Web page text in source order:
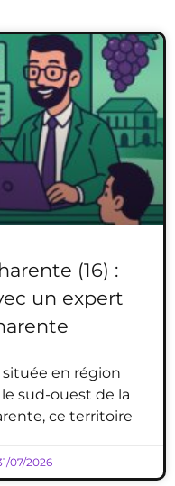
(16) :
un expert
située en région
sud-ouest de la
ce territoire
07/2026